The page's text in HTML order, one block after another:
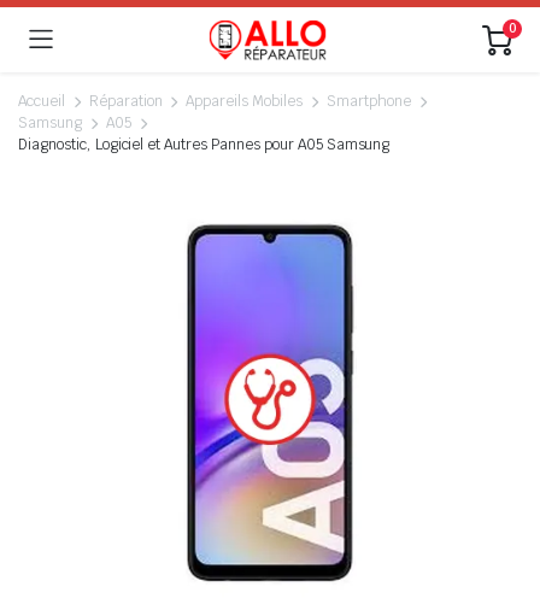
0
Accueil Réparation Appareils Mobiles
Smartphone
Samsung
A05
Diagnostic, Logiciel et Autres Pannes pour A05 Samsung